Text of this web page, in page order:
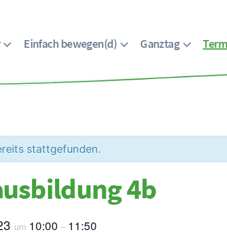
Einfach bewegen(d) Ganztag
stattgefunden.
4b
um 10:00 – 11:50